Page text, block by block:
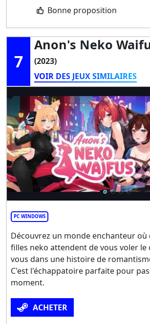
Bonne proposition
7
Anon's Neko
(2023)
VOIR DES JEUX SIMILAIRES
PC WINDOWS
Découvrez un monde enchanteur où
filles neko attendent de vous voler le
vous dans une histoire de
C'est l'échappatoire parfaite pour
moment.
ACHETER